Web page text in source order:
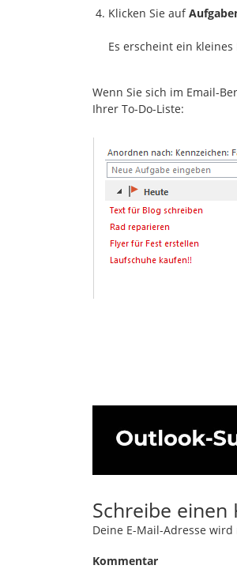
Klicken Sie auf
Es erscheint ein
Wenn Sie sich im Email-
Ihrer To-Do-Liste:
Schreibe
Deine E-Mail-Adresse
Kommentar